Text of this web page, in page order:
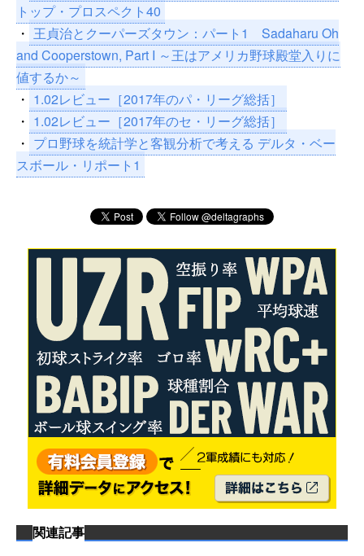
トップ・プロスペクト40
・ 王貞治とクーパーズタウン：パート1 Sadaharu Oh
and Cooperstown, Part I ～王はアメリカ野球殿堂入りに
値するか～
・ 1.02レビュー［2017年のパ・リーグ総括］
・ 1.02レビュー［2017年のセ・リーグ総括］
・ プロ野球を統計学と客観分析で考える デルタ・ベー
スボール・リポート1
関連記事